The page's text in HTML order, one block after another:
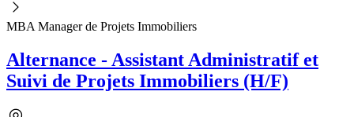
MBA Manager de Projets Immobiliers
Alternance - Assistant Administratif et
Suivi de Projets Immobiliers (H/F)